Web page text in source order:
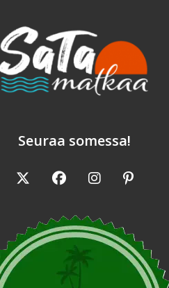
Seuraa somessa!